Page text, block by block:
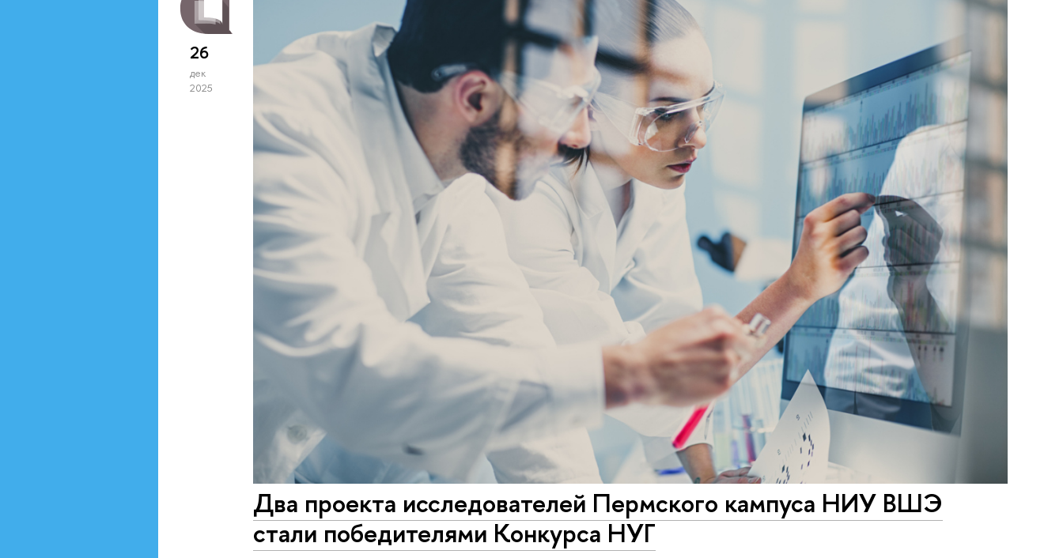
26
дек
2025
Два проекта исследователей Пермского кампуса НИУ ВШЭ
стали победителями Конкурса НУГ